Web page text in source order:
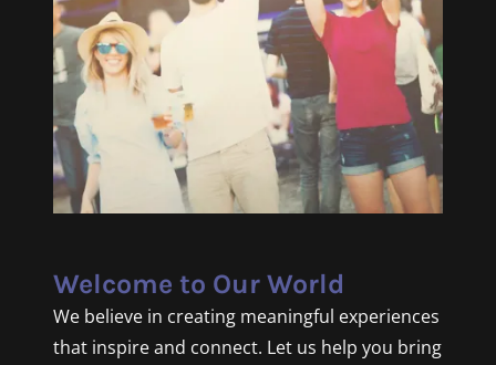
Welcome to Our World
We believe in creating meaningful experiences
that inspire and connect. Let us help you bring